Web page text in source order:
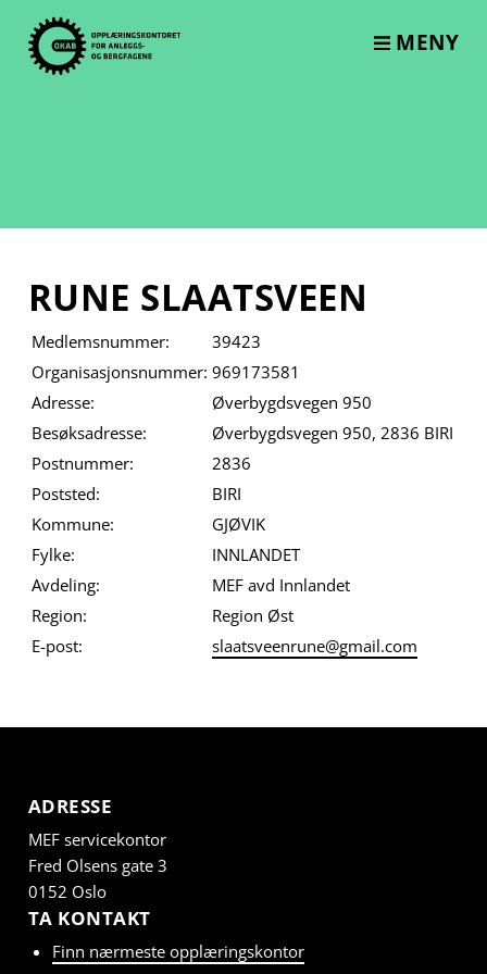
content
MENY
RUNE SLAATSVEEN
Medlemsnummer:
39423
Organisasjonsnummer: 969173581
Adresse:
Øverbygdsvegen 950
Besøksadresse:
Øverbygdsvegen 950, 2836 BIRI
Postnummer:
2836
Poststed:
BIRI
Kommune:
GJØVIK
Fylke:
INNLANDET
Avdeling:
MEF avd Innlandet
Region:
Region Øst
E-post:
slaatsveenrune@gmail.com
ADRESSE
MEF servicekontor
Fred Olsens gate 3
0152 Oslo
TA KONTAKT
Finn nærmeste opplæringskontor